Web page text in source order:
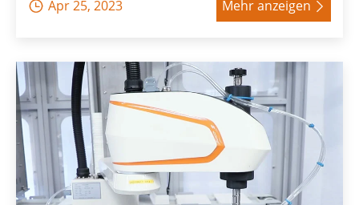
 Apr 25, 2023 Mehr anzeigen 